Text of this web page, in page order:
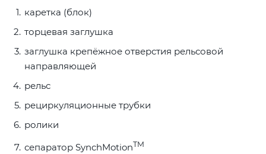
каретка (блок)
торцевая заглушка
заглушка крепёжное отверстия рельсовой
направляющей
рельс
рециркуляционные трубки
ролики
сепаратор SynchMotionTM